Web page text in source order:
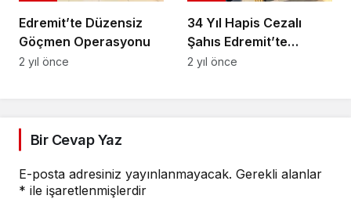
Edremit’te Düzensiz
Göçmen Operasyonu
2 yıl önce
34 Yıl Hapis Cezalı
Şahıs Edremit’te
Yakalandı
2 yıl önce
Bir Cevap Yaz
E-posta adresiniz yayınlanmayacak. Gerekli alanlar
* ile işaretlenmişlerdir